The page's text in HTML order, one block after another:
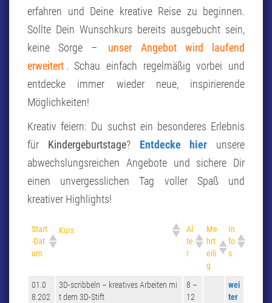
erfahren und Deine kreative Reise zu beginnen.
Sollte Dein Wunschkurs bereits ausgebucht sein,
keine Sorge –
unser Angebot wird laufend
erweitert . Schau einfach regelmäßig vorbei und
entdecke immer wieder neue, inspirierende
Möglichkeiten!
Kreativ feiern: Du suchst ein besonderes Erlebnis
für Kindergeburtstage? Entdecke hier unsere
abwechslungsreichen Angebote und sichere Dir
einen unvergesslichen Tag voller Spaß und
kreativer Highlights!
Start
-Dat
um
Kurs
Al
te
r
Me
hrt
eili
g
In
fo
s
01.0
8.202
3D-scribbeln – kreatives Arbeiten mi
t dem 3D-Stift
8 –
12
wei
ter